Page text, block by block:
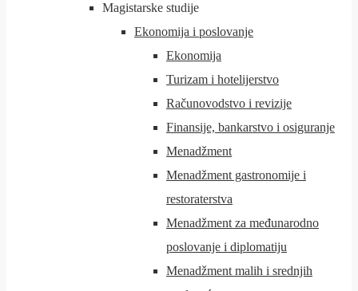
Magistarske studije
Ekonomija i poslovanje
Ekonomija
Turizam i hotelijerstvo
Računovodstvo i revizije
Finansije, bankarstvo i osiguranje
Menadžment
Menadžment gastronomije i
restoraterstva
Menadžment za međunarodno
poslovanje i diplomatiju
Menadžment malih i srednjih